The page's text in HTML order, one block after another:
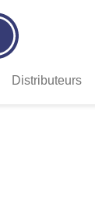
Distributeurs